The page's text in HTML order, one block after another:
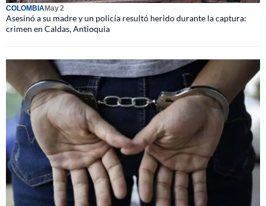
COLOMBIAMay 2
Asesinó a su madre y un policía resultó herido durante la captura:
crimen en Caldas, Antioquia